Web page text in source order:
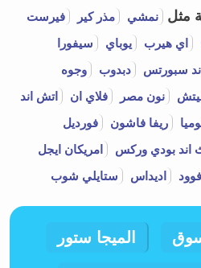
مثل
نمشي مذر كير
فيرست
اي هيرب يوباي
سيفورا
سبورتس دبدوب
وجوه
نون مصر فلاي ان
اتش اند
ريفا فاشون
فورديل
اند بودي وركس
امريكان ايجل
اديداس ستايلي شوب
الميجا ستور